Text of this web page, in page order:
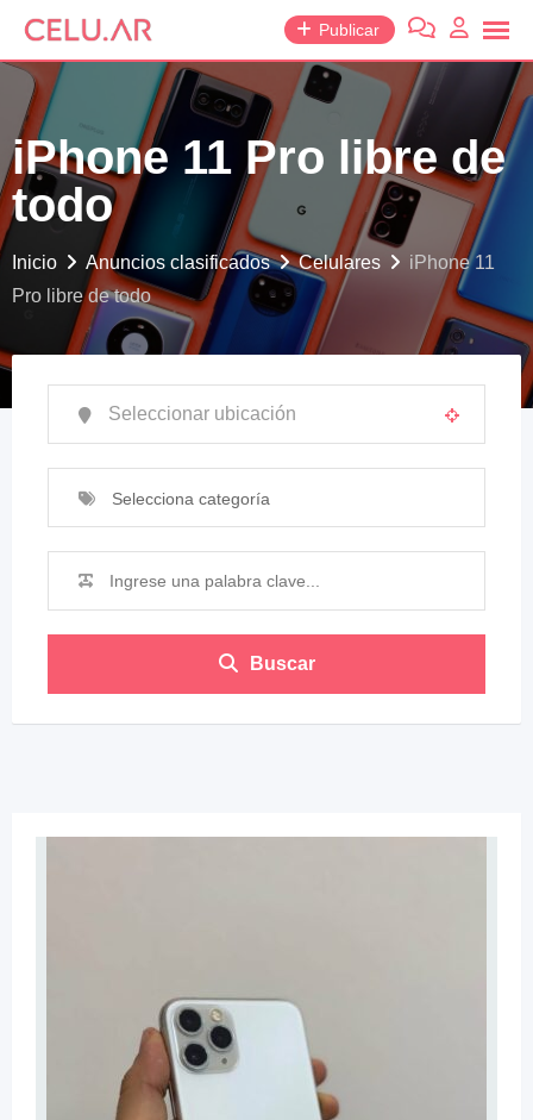
saltar
contenido
Publicar
iPhone 11 Pro libre de
todo
Inicio Anuncios clasificados Celulares
iPhone 11
Pro libre de todo
Selecciona categoría
Buscar